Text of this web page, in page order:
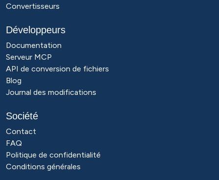
Convertisseurs
Développeurs
Documentation
Serveur MCP
API de conversion de fichiers
Blog
Journal des modifications
Société
Contact
FAQ
Politique de confidentialité
Conditions générales